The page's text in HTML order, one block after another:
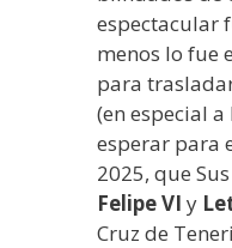
espectacular
menos lo fue
para
(en especial a
esperar para
2025, que
Felipe VI y
Cruz de